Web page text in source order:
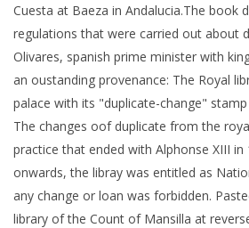
Cuesta at Baeza in Andalucia.The book
regulations that were carried out about
Olivares, spanish prime minister with
an oustanding provenance: The Royal
palace with its "duplicate-change"
The changes oof duplicate from the
practice that ended with Alphonse XIII
onwards, the libray was entitled as
any change or loan was forbidden.
library of the Count of Mansilla at